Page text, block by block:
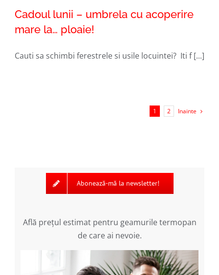
Cadoul lunii – umbrela cu acoperire
Cadoul lunii – umbrela cu acoperire
mare la… ploaie!
Cauti sa schimbi ferestrele si usile locuintei? Iti f [...]
1 2 Inainte
Abonează-mă la newsletter!
Află preţul estimat pentru geamurile termopan
de care ai nevoie.